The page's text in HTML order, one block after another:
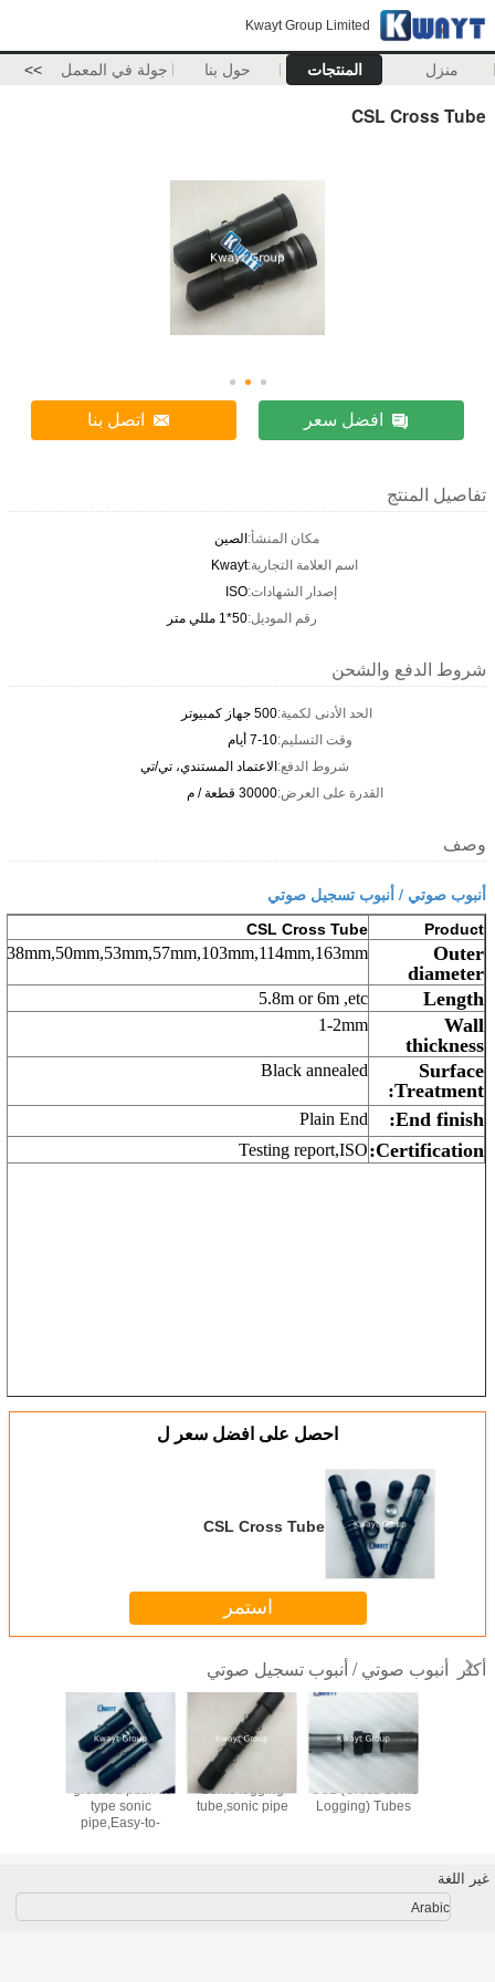
Kwayt Group Limited
منزل المنتجات حول بنا جولة في المعمل >>
CSL Cross Tube
افضل سعر اتصل بنا
تفاصيل المنتج
مكان المنشأ:الصين
اسم العلامة التجارية:Kwayt
إصدار الشهادات:ISO
رقم الموديل:50*1 مللي متر
شروط الدفع والشحن
الحد الأدنى لكمية:500 جهاز كمبيوتر
وقت التسليم:7-10 أيام
شروط الدفع:الاعتماد المستندي، تي/تي
القدرة على العرض:30000 قطعة / م
وصف
أنبوب صوتي / أنبوب تسجيل صوتي
Product
CSL Cross Tube
Outer
diameter
38mm,50mm,53mm,57mm,103mm,114mm,163mm
Length
5.8m or 6m ,etc
Wall
thickness
1-2mm
Surface
Treatment:
Black annealed
End finish:
Plain End
Certification:
Testing report,ISO
احصل على افضل سعر ل
CSL Cross Tube
استمر
أكثر أنبوب صوتي / أنبوب تسجيل صوتي
grooved push fit
type sonic
pipe,Easy-to-
Sonic logging
tube,sonic pipe
CSL (Cross Sonic
Logging) Tubes
غير اللغة
Arabic